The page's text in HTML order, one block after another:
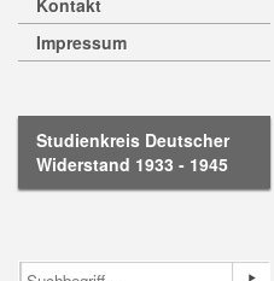
Kontakt
Impressum
Studienkreis Deutscher
Widerstand 1933 - 1945